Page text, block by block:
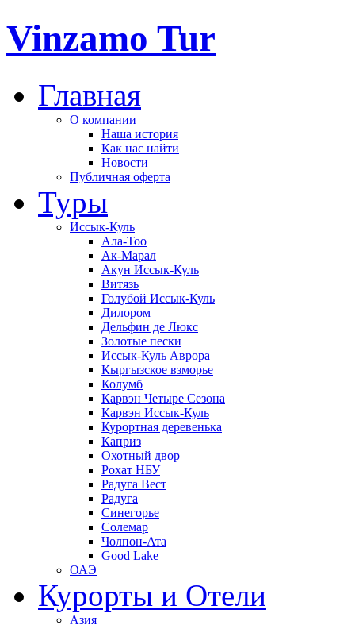
Vinzamo Tur
Главная
О компании
Наша история
Как нас найти
Новости
Публичная оферта
Туры
Иссык-Куль
Ала-Тоо
Ак-Марал
Акун Иссык-Куль
Витязь
Голубой Иссык-Куль
Дилором
Дельфин де Люкс
Золотые пески
Иссык-Куль Аврора
Кыргызское взморье
Колумб
Карвэн Четыре Сезона
Карвэн Иссык-Куль
Курортная деревенька
Каприз
Охотный двор
Рохат НБУ
Радуга Вест
Радуга
Синегорье
Солемар
Чолпон-Ата
Good Lake
ОАЭ
Курорты и Отели
Азия